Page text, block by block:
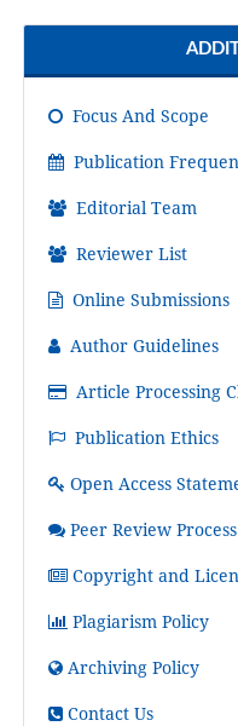
Focus And Scope
Publication
Editorial Team
Reviewer List
Online Submissions
Author Guidelines
Article Processing
Publication Ethics
Open Access
Peer Review Process
Copyright and
Plagiarism Policy
Archiving Policy
Contact Us